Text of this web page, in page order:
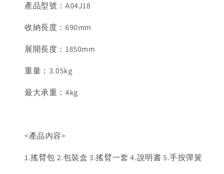
產品型號：A04J18
收納長度：690mm
展開長度：1850mm
重量：3.05kg
最大承重：4kg
<產品內容>
1.搖臂包 2.包裝盒 3.搖臂一套 4.說明書 5.手按彈簧